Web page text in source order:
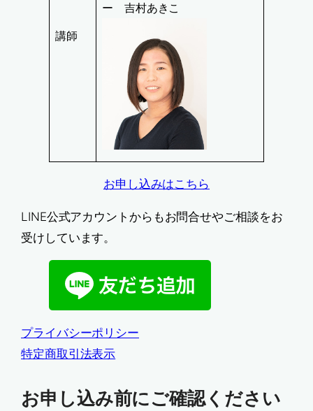
講師
ー 吉村あきこ
お申し込みはこちら
LINE公式アカウントからもお問合せやご相談をお
受けしています。
プライバシーポリシー
特定商取引法表示
お申し込み前にご確認ください